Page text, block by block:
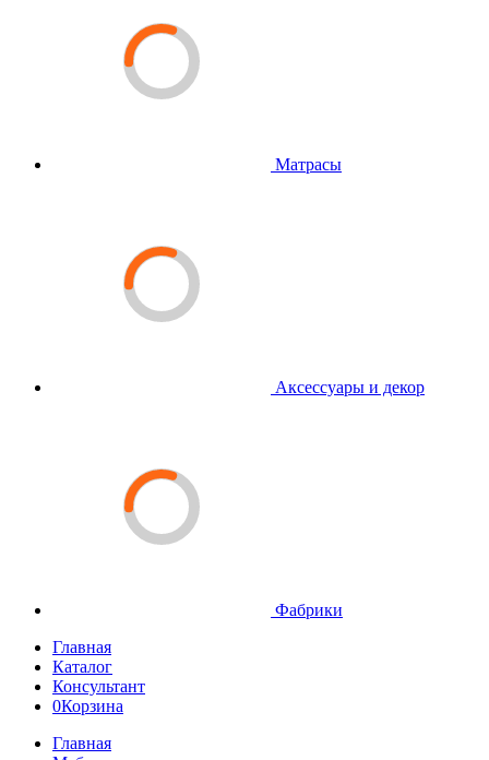
Матрасы
Аксессуары и декор
Фабрики
Главная
Каталог
Консультант
0Корзина
Главная